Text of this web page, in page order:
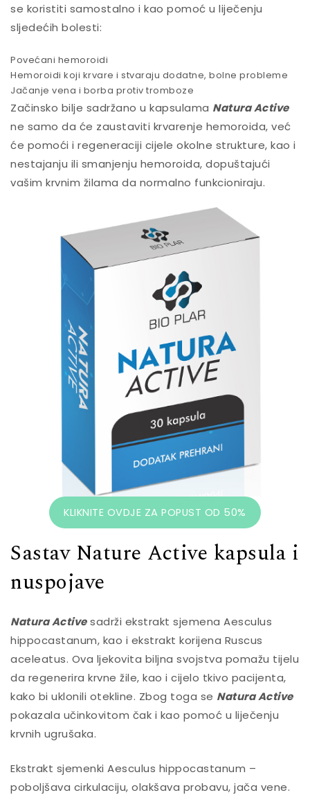
se koristiti samostalno i kao pomoć u liječenju
sljedećih bolesti:
Povećani hemoroidi
Hemoroidi koji krvare i stvaraju dodatne, bolne probleme
Jačanje vena i borba protiv tromboze
Začinsko bilje sadržano u kapsulama Natura Active
ne samo da će zaustaviti krvarenje hemoroida, već
će pomoći i regeneraciji cijele okolne strukture, kao i
nestajanju ili smanjenju hemoroida, dopuštajući
vašim krvnim žilama da normalno funkcioniraju.
KLIKNITE OVDJE ZA POPUST OD 50%
Sastav Nature Active kapsula i
nuspojave
Natura Activesadrži ekstrakt sjemena Aesculus
hippocastanum, kao i ekstrakt korijena Ruscus
aceleatus. Ova ljekovita biljna svojstva pomažu tijelu
da regenerira krvne žile, kao i cijelo tkivo pacijenta,
kako bi uklonili otekline. Zbog toga se Natura Active
pokazala učinkovitom čak i kao pomoć u liječenju
krvnih ugrušaka.
Ekstrakt sjemenki Aesculus hippocastanum –
poboljšava cirkulaciju, olakšava probavu, jača vene.